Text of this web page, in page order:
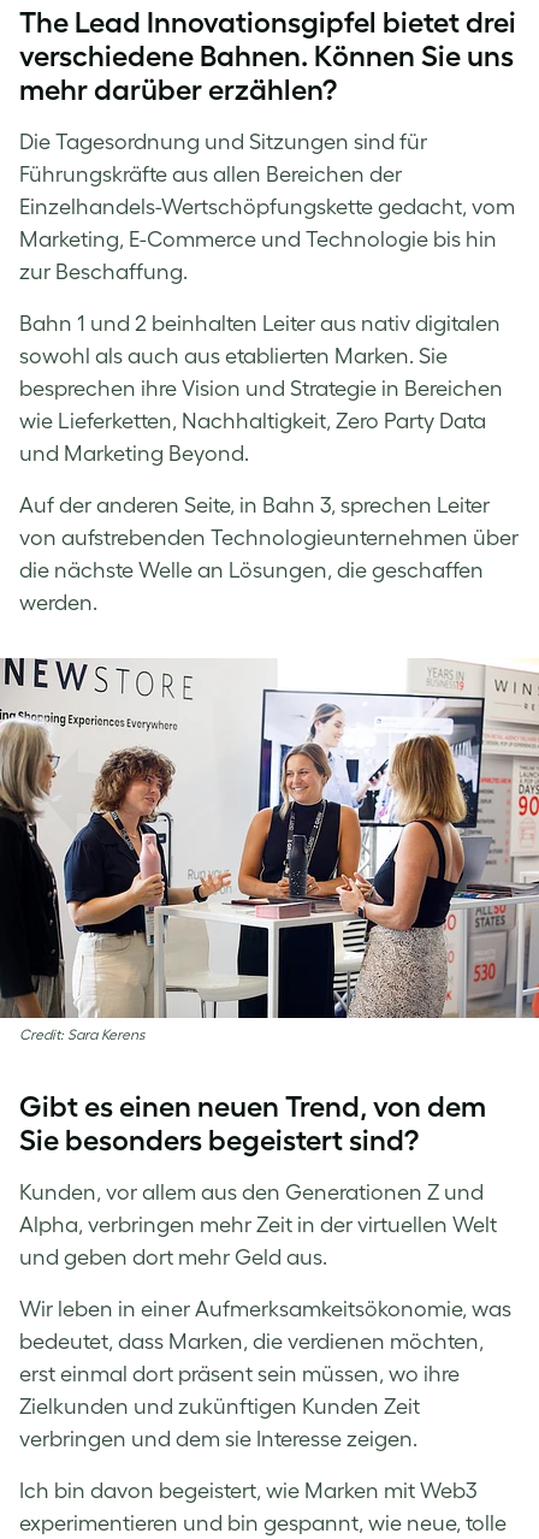
The Lead Innovationsgipfel bietet drei
verschiedene Bahnen. Können Sie uns
mehr darüber erzählen?
Die Tagesordnung und Sitzungen sind für
Führungskräfte aus allen Bereichen der
Einzelhandels-Wertschöpfungskette gedacht, vom
Marketing, E-Commerce und Technologie bis hin
zur Beschaffung.
Bahn 1 und 2 beinhalten Leiter aus nativ digitalen
sowohl als auch aus etablierten Marken. Sie
besprechen ihre Vision und Strategie in Bereichen
wie Lieferketten, Nachhaltigkeit, Zero Party Data
und Marketing Beyond.
Auf der anderen Seite, in Bahn 3, sprechen Leiter
von aufstrebenden Technologieunternehmen über
die nächste Welle an Lösungen, die geschaffen
werden.
Credit: Sara Kerens
Gibt es einen neuen Trend, von dem
Sie besonders begeistert sind?
Kunden, vor allem aus den Generationen Z und
Alpha, verbringen mehr Zeit in der virtuellen Welt
und geben dort mehr Geld aus.
Wir leben in einer Aufmerksamkeitsökonomie, was
bedeutet, dass Marken, die verdienen möchten,
erst einmal dort präsent sein müssen, wo ihre
Zielkunden und zukünftigen Kunden Zeit
verbringen und dem sie Interesse zeigen.
Ich bin davon begeistert, wie Marken mit Web3
experimentieren und bin gespannt, wie neue, tolle